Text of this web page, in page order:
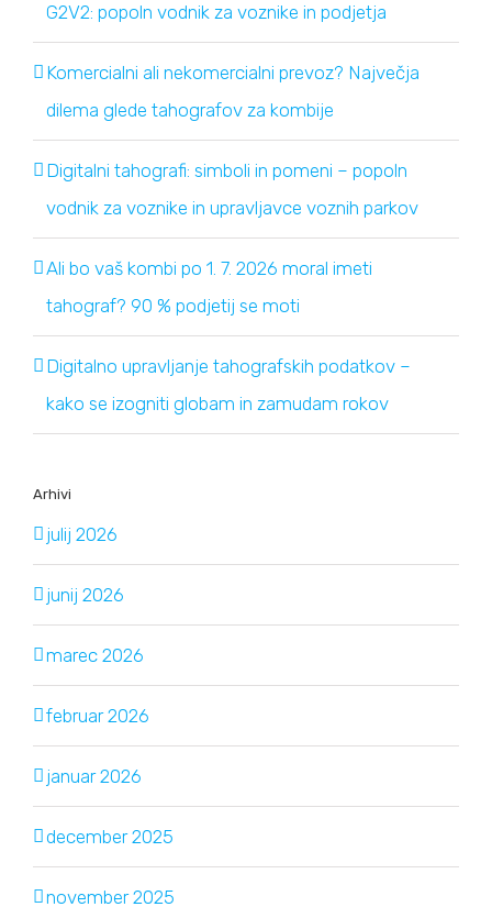
G2V2: popoln vodnik za voznike in podjetja
Komercialni ali nekomercialni prevoz? Največja
dilema glede tahografov za kombije
Digitalni tahografi: simboli in pomeni – popoln
vodnik za voznike in upravljavce voznih parkov
Ali bo vaš kombi po 1. 7. 2026 moral imeti
tahograf? 90 % podjetij se moti
Digitalno upravljanje tahografskih podatkov –
kako se izogniti globam in zamudam rokov
Arhivi
julij 2026
junij 2026
marec 2026
februar 2026
januar 2026
december 2025
november 2025